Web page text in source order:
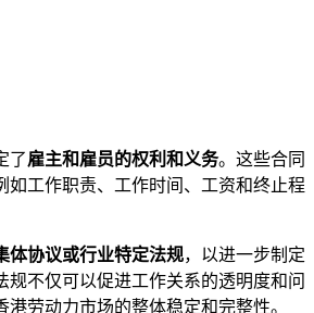
了雇主和雇员的权利和义务。这些合同
如工作职责、工作时间、工资和终止程
体协议或行业特定法规，以进一步制定
规不仅可以促进工作关系的透明度和问
港劳动力市场的整体稳定和完整性。